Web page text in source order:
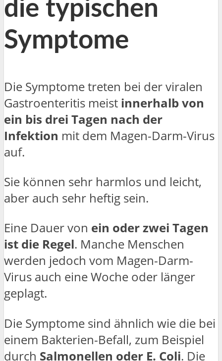
die typischen
Symptome
Die Symptome treten bei der viralen
Gastroenteritis meist innerhalb von
ein bis drei Tagen nach der
Infektion mit dem Magen-Darm-Virus
auf.
Sie können sehr harmlos und leicht,
aber auch sehr heftig sein.
Eine Dauer von ein oder zwei Tagen
ist die Regel. Manche Menschen
werden jedoch vom Magen-Darm-
Virus auch eine Woche oder länger
geplagt.
Die Symptome sind ähnlich wie die bei
einem Bakterien-Befall, zum Beispiel
durch Salmonellen oder E. Coli. Die